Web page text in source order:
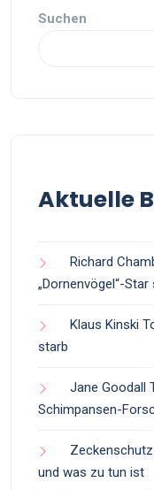
Suchen
Aktuelle
Richard
„Dornenvögel“-Star
Klaus Kinski
starb
Jane Goodall
Schimpansen-
und was zu tun ist